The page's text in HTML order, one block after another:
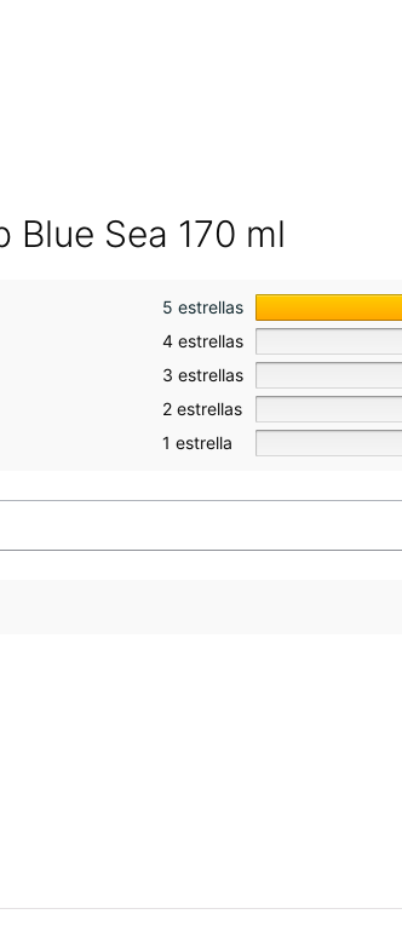
Sea 170 ml
5 estrellas
4 estrellas
3 estrellas
2 estrellas
1 estrella